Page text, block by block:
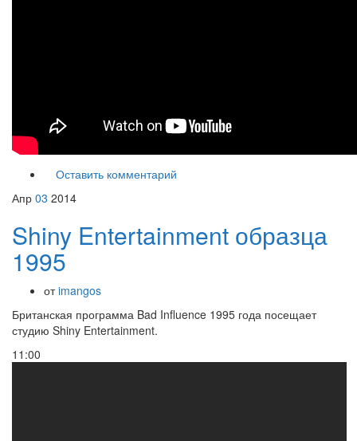
Оставить комментарий
Апр 03 2014
Shiny Entertainment образца
1995
отimangos
Британская программа Bad Influence 1995 года посещает
студию Shiny Entertainment.
11:00